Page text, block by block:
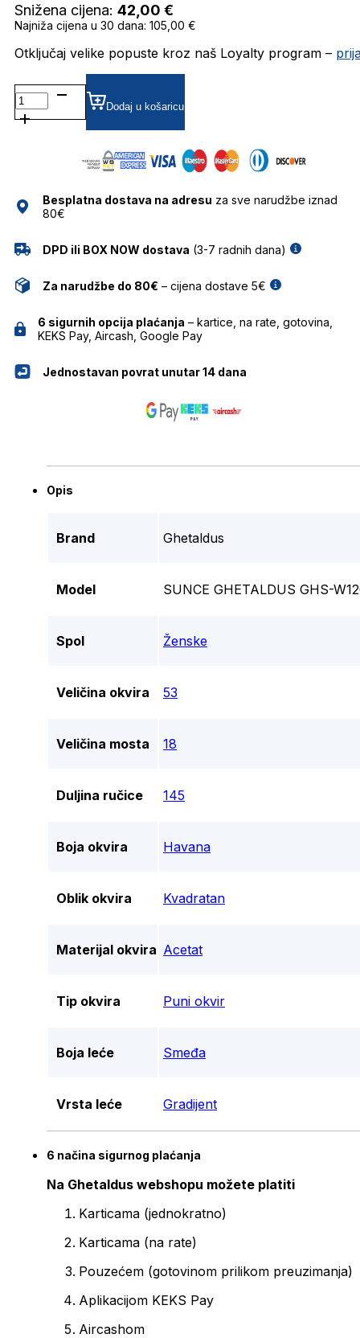
Snižena cijena: 42,00 €
Najniža cijena u 30 dana: 105,00 €
Otključaj velike popuste kroz naš Loyalty program –
GHS-
W120-
1 SUNČANE
GHETALDUS
Dodaj u košaricu
Besplatna dostava na adresu za sve narudžbe iznad
80€
DPD ili BOX NOW dostava (3-7 radnih dana)
Za narudžbe do 80€ – cijena dostave 5€
6 sigurnih opcija plaćanja – kartice, na rate, gotovina,
KEKS Pay, Aircash, Google Pay
Jednostavan povrat unutar 14 dana
Opis
Brand Ghetaldus
Model SUNCE GHETALDUS GHS-
Spol Ženske
Veličina okvira 53
Veličina mosta 18
Duljina ručice 145
Boja okvira Havana
Oblik okvira Kvadratan
Materijal okvira Acetat
Tip okvira Puni okvir
Boja leće Smeđa
Vrsta leće Gradijent
6 načina sigurnog plaćanja
Na Ghetaldus webshopu možete platiti
Karticama (jednokratno)
Karticama (na rate)
Pouzećem (gotovinom prilikom preuzimanja)
Aplikacijom KEKS Pay
Aircashom